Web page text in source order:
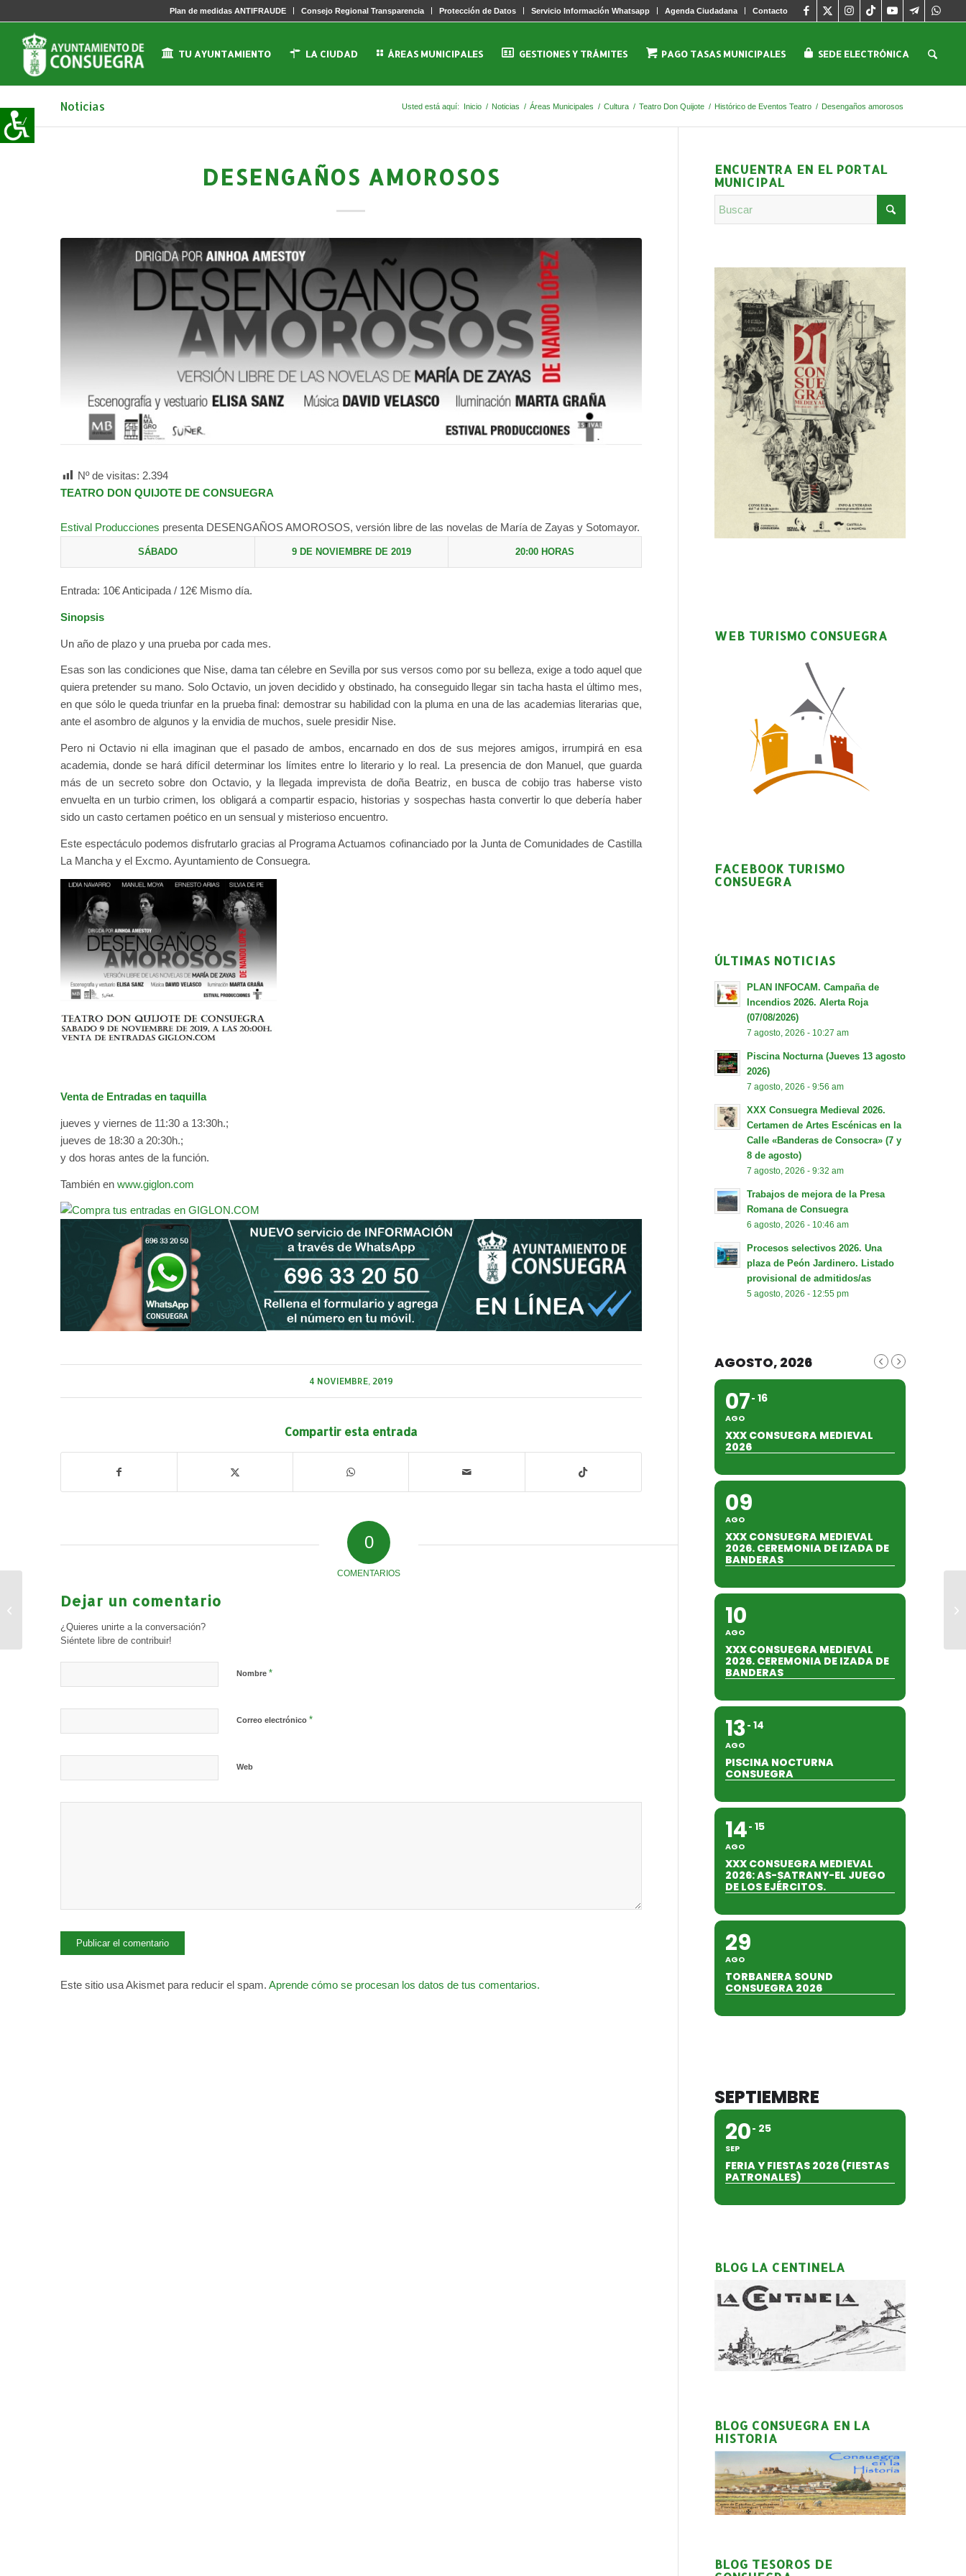
Plan de medidas ANTIFRAUDE Consejo Regional Transparencia Protección de Datos Servicio Información Whatsapp Agenda Ciudadana Contacto
TU AYUNTAMIENTO LA CIUDAD ÁREAS MUNICIPALES GESTIONES Y TRÁMITES PAGO TASAS MUNICIPALES SEDE ELECTRÓNICA
Noticias Usted está aquí: Inicio / Noticias / Áreas Municipales / Cultura / Teatro Don Quijote / Histórico de Eventos Teatro / Desengaños amorosos
DESENGAÑOS AMOROSOS
Nº de visitas: 2.394
TEATRO DON QUIJOTE DE CONSUEGRA
Estival Producciones presenta DESENGAÑOS AMOROSOS, versión libre de las novelas de María de Zayas y Sotomayor.
SÁBADO 9 DE NOVIEMBRE DE 2019 20:00 HORAS
Entrada: 10€ Anticipada / 12€ Mismo día.
Sinopsis
Un año de plazo y una prueba por cada mes.
Esas son las condiciones que Nise, dama tan célebre en Sevilla por sus versos como por su belleza, exige a todo aquel que
quiera pretender su mano. Solo Octavio, un joven decidido y obstinado, ha conseguido llegar sin tacha hasta el último mes,
en que sólo le queda triunfar en la prueba final: demostrar su habilidad con la pluma en una de las academias literarias que,
ante el asombro de algunos y la envidia de muchos, suele presidir Nise.
Pero ni Octavio ni ella imaginan que el pasado de ambos, encarnado en dos de sus mejores amigos, irrumpirá en esa
academia, donde se hará difícil determinar los límites entre lo literario y lo real. La presencia de don Manuel, que guarda
más de un secreto sobre don Octavio, y la llegada imprevista de doña Beatriz, en busca de cobijo tras haberse visto
envuelta en un turbio crimen, los obligará a compartir espacio, historias y sospechas hasta convertir lo que debería haber
sido un casto certamen poético en un sensual y misterioso encuentro.
Este espectáculo podemos disfrutarlo gracias al Programa Actuamos cofinanciado por la Junta de Comunidades de Castilla
La Mancha y el Excmo. Ayuntamiento de Consuegra.
Venta de Entradas en taquilla
jueves y viernes de 11:30 a 13:30h.;
jueves de 18:30 a 20:30h.;
y dos horas antes de la función.
También en www.giglon.com
4 NOVIEMBRE, 2019
Compartir esta entrada
0
COMENTARIOS
Dejar un comentario
¿Quieres unirte a la conversación?
Siéntete libre de contribuir!
Nombre *
Correo electrónico *
Web
Este sitio usa Akismet para reducir el spam. Aprende cómo se procesan los datos de tus comentarios.
ENCUENTRA EN EL PORTAL
MUNICIPAL
WEB TURISMO CONSUEGRA
FACEBOOK TURISMO
CONSUEGRA
ÚLTIMAS NOTICIAS
PLAN INFOCAM. Campaña de
Incendios 2026. Alerta Roja
(07/08/2026)
7 agosto, 2026 - 10:27 am
Piscina Nocturna (Jueves 13 agosto
2026)
7 agosto, 2026 - 9:56 am
XXX Consuegra Medieval 2026.
Certamen de Artes Escénicas en la
Calle «Banderas de Consocra» (7 y
8 de agosto)
7 agosto, 2026 - 9:32 am
Trabajos de mejora de la Presa
Romana de Consuegra
6 agosto, 2026 - 10:46 am
Procesos selectivos 2026. Una
plaza de Peón Jardinero. Listado
provisional de admitidos/as
5 agosto, 2026 - 12:55 pm
AGOSTO, 2026
07
AGO
16
XXX CONSUEGRA MEDIEVAL
2026
09
AGO
XXX CONSUEGRA MEDIEVAL
2026. CEREMONIA DE IZADA DE
BANDERAS
10
AGO
XXX CONSUEGRA MEDIEVAL
2026. CEREMONIA DE IZADA DE
BANDERAS
13
AGO
14
PISCINA NOCTURNA
CONSUEGRA
14
AGO
15
XXX CONSUEGRA MEDIEVAL
2026: AS-SATRANY-EL JUEGO
DE LOS EJÉRCITOS.
29
AGO
TORBANERA SOUND
CONSUEGRA 2026
SEPTIEMBRE
20
SEP
25
FERIA Y FIESTAS 2026 (FIESTAS
PATRONALES)
BLOG LA CENTINELA
BLOG CONSUEGRA EN LA
HISTORIA
BLOG TESOROS DE
Contratos Menores